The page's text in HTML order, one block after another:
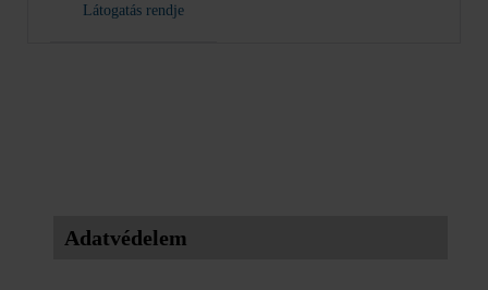
Látogatás rendje
Adatvédelem